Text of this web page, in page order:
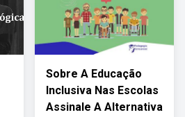
Sobre A Educação
Inclusiva Nas Escolas
Assinale A Alternativa